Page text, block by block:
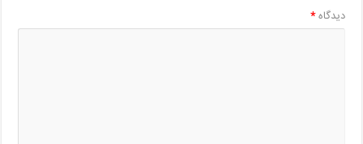
دیدگاه*